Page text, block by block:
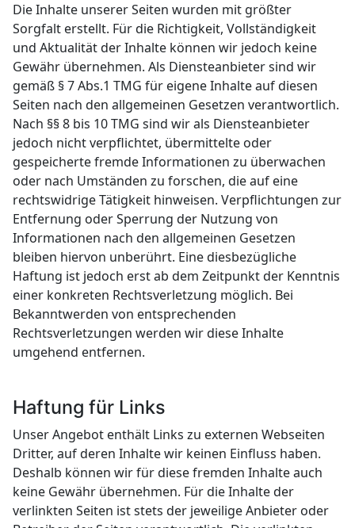
Die Inhalte unserer Seiten wurden mit größter
Sorgfalt erstellt. Für die Richtigkeit, Vollständigkeit
und Aktualität der Inhalte können wir jedoch keine
Gewähr übernehmen. Als Diensteanbieter sind wir
gemäß § 7 Abs.1 TMG für eigene Inhalte auf diesen
Seiten nach den allgemeinen Gesetzen verantwortlich.
Nach §§ 8 bis 10 TMG sind wir als Diensteanbieter
jedoch nicht verpflichtet, übermittelte oder
gespeicherte fremde Informationen zu überwachen
oder nach Umständen zu forschen, die auf eine
rechtswidrige Tätigkeit hinweisen. Verpflichtungen zur
Entfernung oder Sperrung der Nutzung von
Informationen nach den allgemeinen Gesetzen
bleiben hiervon unberührt. Eine diesbezügliche
Haftung ist jedoch erst ab dem Zeitpunkt der Kenntnis
einer konkreten Rechtsverletzung möglich. Bei
Bekanntwerden von entsprechenden
Rechtsverletzungen werden wir diese Inhalte
umgehend entfernen.
Haftung für Links
Unser Angebot enthält Links zu externen Webseiten
Dritter, auf deren Inhalte wir keinen Einfluss haben.
Deshalb können wir für diese fremden Inhalte auch
keine Gewähr übernehmen. Für die Inhalte der
verlinkten Seiten ist stets der jeweilige Anbieter oder